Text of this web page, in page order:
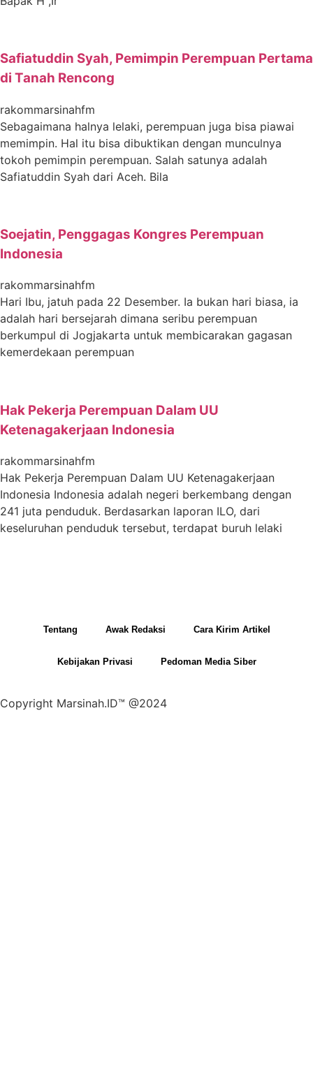
Safiatuddin Syah, Pemimpin Perempuan Pertama
di Tanah Rencong
rakommarsinahfm
Sebagaimana halnya lelaki, perempuan juga bisa piawai
memimpin. Hal itu bisa dibuktikan dengan munculnya
tokoh pemimpin perempuan. Salah satunya adalah
Safiatuddin Syah dari Aceh. Bila
Soejatin, Penggagas Kongres Perempuan
Indonesia
rakommarsinahfm
Hari Ibu, jatuh pada 22 Desember. Ia bukan hari biasa, ia
adalah hari bersejarah dimana seribu perempuan
berkumpul di Jogjakarta untuk membicarakan gagasan
kemerdekaan perempuan
Hak Pekerja Perempuan Dalam UU
Ketenagakerjaan Indonesia
rakommarsinahfm
Hak Pekerja Perempuan Dalam UU Ketenagakerjaan
Indonesia Indonesia adalah negeri berkembang dengan
241 juta penduduk. Berdasarkan laporan ILO, dari
keseluruhan penduduk tersebut, terdapat buruh lelaki
Tentang Awak Redaksi Cara Kirim Artikel
Kebijakan Privasi Pedoman Media Siber
Copyright Marsinah.ID™ @2024